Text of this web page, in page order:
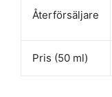
Återförsäljare
Pris (50 ml)